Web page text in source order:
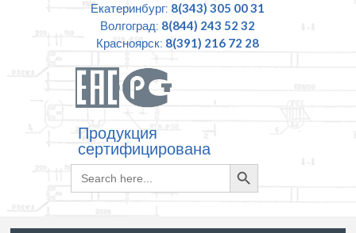
Екатеринбург: 8(343) 305 00 31
Волгоград: 8(844) 243 52 32
Красноярск: 8(391) 216 72 28
Продукция
сертифицирована
Search
for:
Search
Button